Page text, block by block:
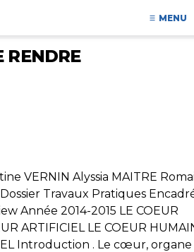
MENU
RENDRE
VERNIN Alyssia MAITRE
Travaux Pratiques
Année 2014-2015 LE COEUR
ARTIFICIEL LE COEUR
Introduction . Le cœur,